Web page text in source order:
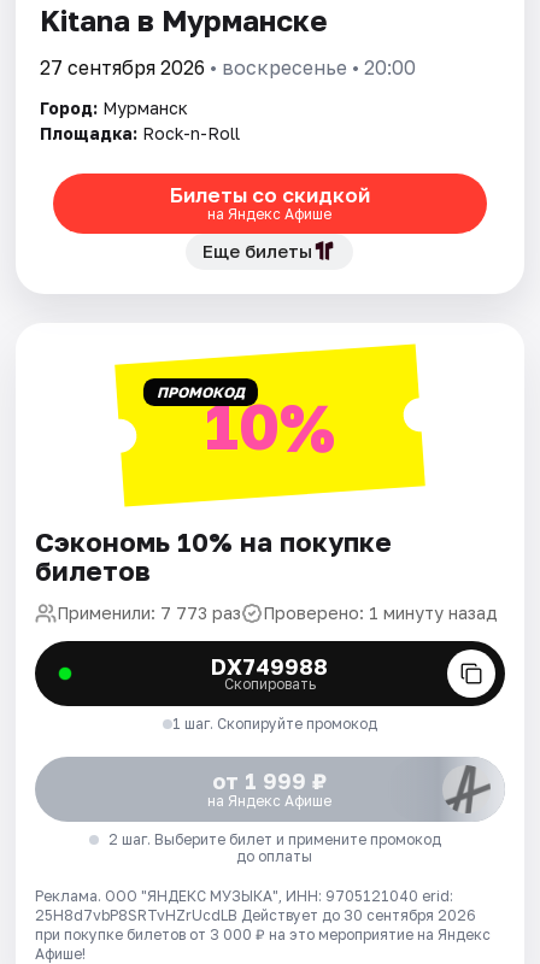
Рейтинги
Kitana в Мурманске
27 сентября 2026 • воскресенье • 20:00
Город: Мурманск
Площадка: Rock-n-Roll
Билеты со скидкой
на Яндекс Афише
Еще билеты
ПРОМОКОД10%
Сэкономь 10% на покупке
билетов
Применили: 7 773 раз Проверено: 1 минуту назад
DX749988
Скопировать
1 шаг. Скопируйте промокод
от 1 999 ₽
на Яндекс Афише
2 шаг. Выберите билет и примените промокод
до оплаты
Реклама. ООО "ЯНДЕКС МУЗЫКА", ИНН: 9705121040 erid:
25H8d7vbP8SRTvHZrUcdLB Действует до 30 сентября 2026
при покупке билетов от 3 000 ₽ на это мероприятие на Яндекс
Афише!